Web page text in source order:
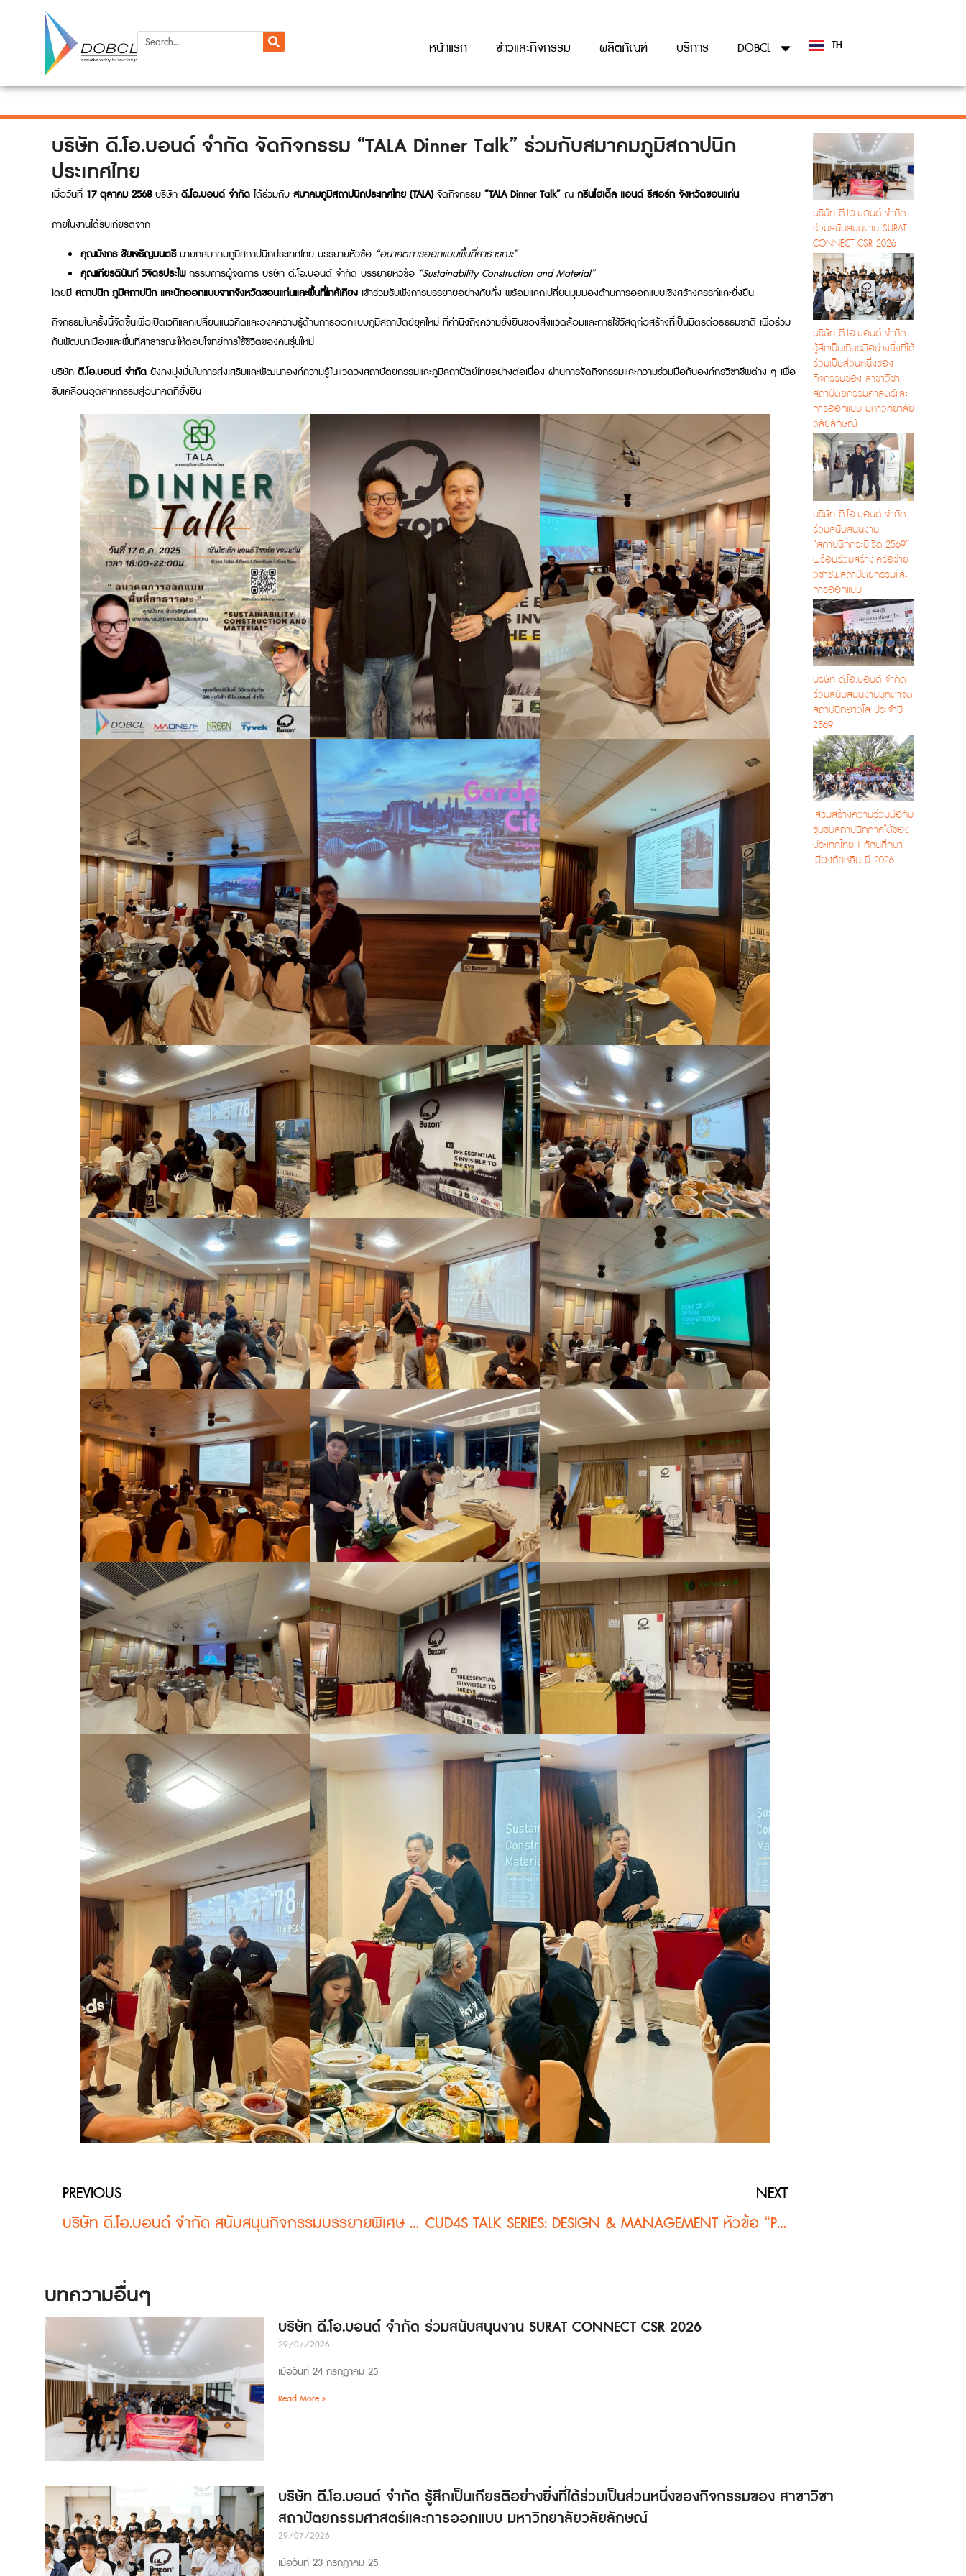
หน้าแรก ข่าวและกิจกรรม ผลิตภัณฑ์ บริการ DOBCL TH
EN
บริษัท ดี.โอ.บอนด์ จำกัด จัดกิจกรรม “TALA Dinner Talk” ร่วมกับสมาคมภูมิสถาปนิก
ประเทศไทย
เมื่อวันที่ 17 ตุลาคม 2568บริษัท ดี.โอ.บอนด์ จำกัดได้ร่วมกับ สมาคมภูมิสถาปนิกประเทศไทย (TALA) จัดกิจกรรม “TALA Dinner Talk” ณ กรีนโฮเต็ล แอนด์ รีสอร์ท จังหวัดขอนแก่น
ภายในงานได้รับเกียรติจาก
คุณมังกร ชัยเจริญมนตรีนายกสมาคมภูมิสถาปนิกประเทศไทย บรรยายหัวข้อ “อนาคตการออกแบบพื้นที่สาธารณะ”
คุณเกียรตินันท์ วิจิตรประไพกรรมการผู้จัดการ บริษัท ดี.โอ.บอนด์ จำกัด บรรยายหัวข้อ “Sustainability Construction and Material”
โดยมี สถาปนิก ภูมิสถาปนิก และนักออกแบบจากจังหวัดขอนแก่นและพื้นที่ใกล้เคียง เข้าร่วมรับฟังการบรรยายอย่างคับคั่ง พร้อมแลกเปลี่ยนมุมมองด้านการออกแบบเชิงสร้างสรรค์และยั่งยืน
กิจกรรมในครั้งนี้จัดขึ้นเพื่อเปิดเวทีแลกเปลี่ยนแนวคิดและองค์ความรู้ด้านการออกแบบภูมิสถาปัตย์ยุคใหม่ ที่คำนึงถึงความยั่งยืนของสิ่งแวดล้อมและการใช้วัสดุก่อสร้างที่เป็นมิตรต่อธรรมชาติ เพื่อร่วม
กันพัฒนาเมืองและพื้นที่สาธารณะให้ตอบโจทย์การใช้ชีวิตของคนรุ่นใหม่
บริษัท ดี.โอ.บอนด์ จำกัด ยังคงมุ่งมั่นในการส่งเสริมและพัฒนาองค์ความรู้ในแวดวงสถาปัตยกรรมและภูมิสถาปัตย์ไทยอย่างต่อเนื่อง ผ่านการจัดกิจกรรมและความร่วมมือกับองค์กรวิชาชีพต่าง ๆ เพื่อ
ขับเคลื่อนอุตสาหกรรมสู่อนาคตที่ยั่งยืน
PREVIOUS
บริษัท ดี.โอ.บอนด์ จำกัด สนับสนุนกิจกรรมบรรยายพิเศษ “อนาคตการออกแบบพื้นที่สาธารณะ”
NEXT
CUD4S TALK SERIES: DESIGN & MANAGEMENT หัวข้อ “Project & Resource Management in Landscape Architecture”
บริษัท ดี.โอ.บอนด์ จำกัด
ร่วมสนับสนุนงาน SURAT
CONNECT CSR 2026
บริษัท ดี.โอ.บอนด์ จำกัด
รู้สึกเป็นเกียรติอย่างยิ่งที่ได้
ร่วมเป็นส่วนหนึ่งของ
กิจกรรมของ สาขาวิชา
สถาปัตยกรรมศาสตร์และ
การออกแบบ มหาวิทยาลัย
วลัยลักษณ์
บริษัท ดี.โอ.บอนด์ จำกัด
ร่วมสนับสนุนงาน
“สถาปนิกกระบี่เริ่ด 2569”
พร้อมร่วมสร้างเครือข่าย
วิชาชีพสถาปัตยกรรมและ
การออกแบบ
บริษัท ดี.โอ.บอนด์ จำกัด
ร่วมสนับสนุนงานมุทิตาจิต
สถาปนิกอาวุโส ประจำปี
2569
เสริมสร้างความร่วมมือกับ
ชุมชนสถาปนิกภาคใต้ของ
ประเทศไทย | ทัศนศึกษา
เมืองกุ้ยหลิน ปี 2026
บทความอื่นๆ
บริษัท ดี.โอ.บอนด์ จำกัด ร่วมสนับสนุนงาน SURAT CONNECT CSR 2026
29/07/2026
เมื่อวันที่ 24 กรกฎาคม 25
Read More »
บริษัท ดี.โอ.บอนด์ จำกัด รู้สึกเป็นเกียรติอย่างยิ่งที่ได้ร่วมเป็นส่วนหนึ่งของกิจกรรมของ สาขาวิชา
สถาปัตยกรรมศาสตร์และการออกแบบ มหาวิทยาลัยวลัยลักษณ์
29/07/2026
เมื่อวันที่ 23 กรกฎาคม 25